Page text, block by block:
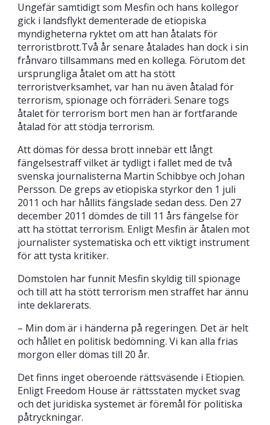
Ungefär samtidigt som Mesfin och hans kollegor
gick i landsflykt dementerade de etiopiska
myndigheterna ryktet om att han åtalats för
terroristbrott.Två år senare åtalades han dock i sin
frånvaro tillsammans med en kollega. Förutom det
ursprungliga åtalet om att ha stött
terroristverksamhet, var han nu även åtalad för
terrorism, spionage och förräderi. Senare togs
åtalet för terrorism bort men han är fortfarande
åtalad för att stödja terrorism.
Att dömas för dessa brott innebär ett långt
fängelsestraff vilket är tydligt i fallet med de två
svenska journalisterna Martin Schibbye och Johan
Persson. De greps av etiopiska styrkor den 1 juli
2011 och har hållits fängslade sedan dess. Den 27
december 2011 dömdes de till 11 års fängelse för
att ha stöttat terrorism. Enligt Mesfin är åtalen mot
journalister systematiska och ett viktigt instrument
för att tysta kritiker.
Domstolen har funnit Mesfin skyldig till spionage
och till att ha stött terrorism men straffet har ännu
inte deklarerats.
– Min dom är i händerna på regeringen. Det är helt
och hållet en politisk bedömning. Vi kan alla frias
morgon eller dömas till 20 år.
Det finns inget oberoende rättsväsende i Etiopien.
Enligt Freedom House är rättsstaten mycket svag
och det juridiska systemet är föremål för politiska
påtryckningar.